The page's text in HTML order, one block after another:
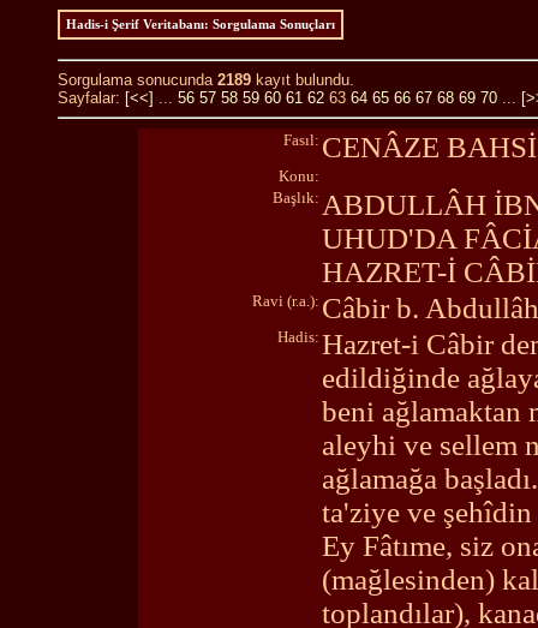
Hadis-i Şerif Veritabanı: Sorgulama Sonuçları
Sorgulama sonucunda 2189 kayıt bulundu.
Sayfalar: [<<] ... 56 57 58 59 60 61 62 63 64 65 66 67 68 69 70 ...
Fasıl: CENÂZE BAHSİ
Konu:
Başlık: ABDULLÂH
UHUD'DA
HAZRET-İ
Ravi (r.a.): Câbir b. Abdullâh
Hadis: Hazret-i Câbir
edildiğinde
beni ağlamaktan
aleyhi ve sellem
ağlamağa
ta'ziye ve
Ey Fâtıme, siz
(mağlesinden)
toplandılar),